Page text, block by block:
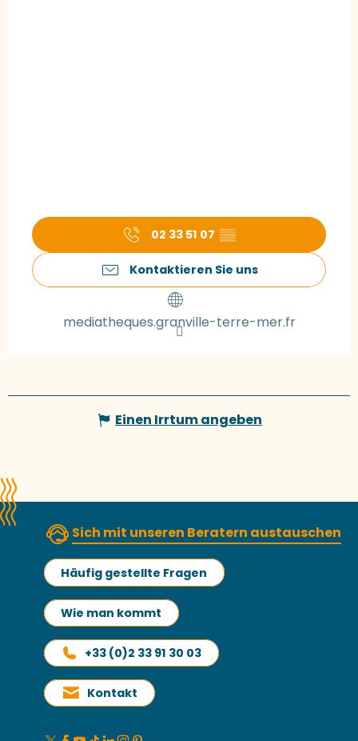
02 33 51 07 ▒▒
Kontaktieren Sie uns
mediatheques.granville-terre-mer.fr
Einen Irrtum angeben
Sich mit unseren Beratern austauschen
Häufig gestellte Fragen
Wie man kommt
+33 (0)2 33 91 30 03
Kontakt